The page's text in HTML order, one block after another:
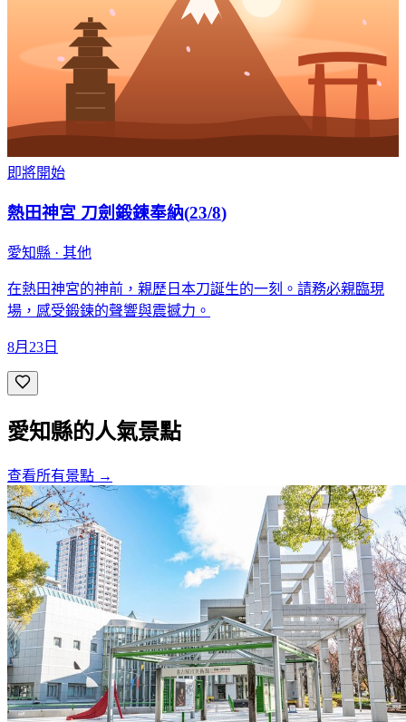
即將開始
熱田神宮 刀劍鍛鍊奉納(23/8)
愛知縣 · 其他
在熱田神宮的神前，親歷日本刀誕生的一刻。請務必親臨現
場，感受鍛鍊的聲響與震撼力。
8月23日
愛知縣的人氣景點
查看所有景點 →